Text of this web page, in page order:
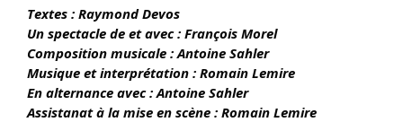
Textes : Raymond Devos
Un spectacle de et avec : François Morel
Composition musicale : Antoine Sahler
Musique et interprétation : Romain Lemire
En alternance avec : Antoine Sahler
Assistanat à la mise en scène : Romain Lemire